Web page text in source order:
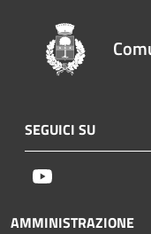
SEGUICI SU
AMMINISTRAZIONE